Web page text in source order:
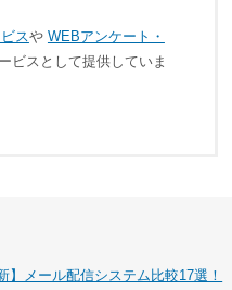
スや WEBアンケート・
ビスとして提供していま
】メール配信システム比較17選！